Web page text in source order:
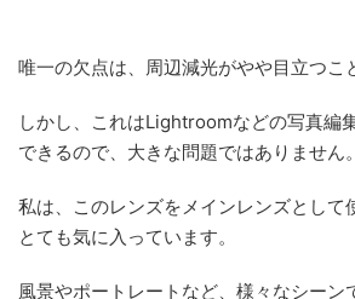
唯一の欠点は、周辺減光がやや目立つこ
しかし、これはLightroomなどの写真編
できるので、大きな問題ではありません。
私は、このレンズをメインレンズとして
とても気に入っています。
風景やポートレートなど、様々なシーン